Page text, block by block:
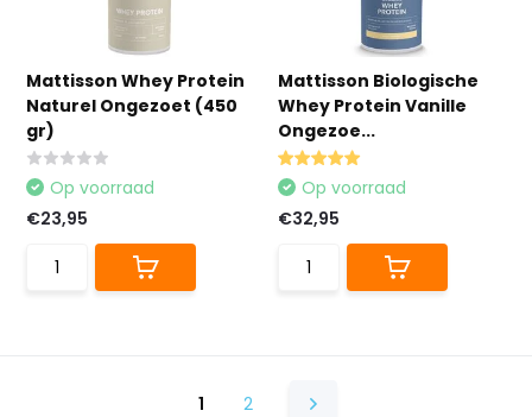
Mattisson Whey Protein
Naturel Ongezoet (450
gr)
Op voorraad
€23,95
Mattisson Biologische
Whey Protein Vanille
Ongezoe...
Op voorraad
€32,95
1 2